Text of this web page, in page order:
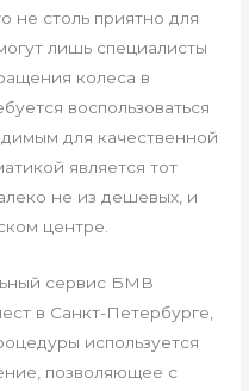
не столь приятно для
лишь специалисты
колеса в
воспользоваться
для качественной
является тот
не из дешевых, и
центре.
сервис БМВ
в Санкт-Петербурге,
используется
позволяющее с